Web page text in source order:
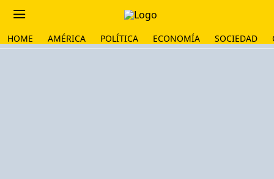
HOME AMÉRICA POLÍTICA ECONOMÍA SOCIEDAD